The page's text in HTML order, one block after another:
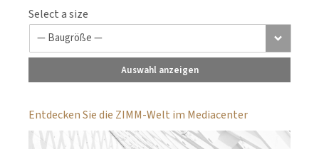
Select a size
Auswahl anzeigen
Entdecken Sie die ZIMM-Welt im Mediacenter